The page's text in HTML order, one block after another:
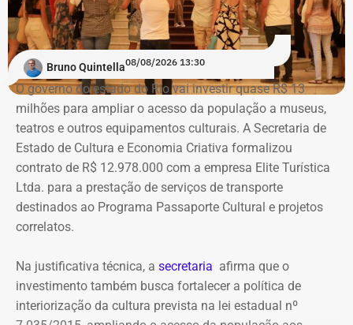
Bruno Quintella08/08/2026 13:30
O governo do estado do Rio vai investir quase R$ 13
milhões para ampliar o acesso da população a museus,
teatros e outros equipamentos culturais. A Secretaria de
Estado de Cultura e Economia Criativa formalizou
contrato de R$ 12.978.000 com a empresa Elite Turística
Ltda. para a prestação de serviços de transporte
destinados ao Programa Passaporte Cultural e projetos
correlatos.
Na justificativa técnica, a secretaria afirma que o
investimento também busca fortalecer a política de
interiorização da cultura prevista na lei estadual nº